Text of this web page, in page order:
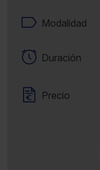
Modalidad
Duración
Precio